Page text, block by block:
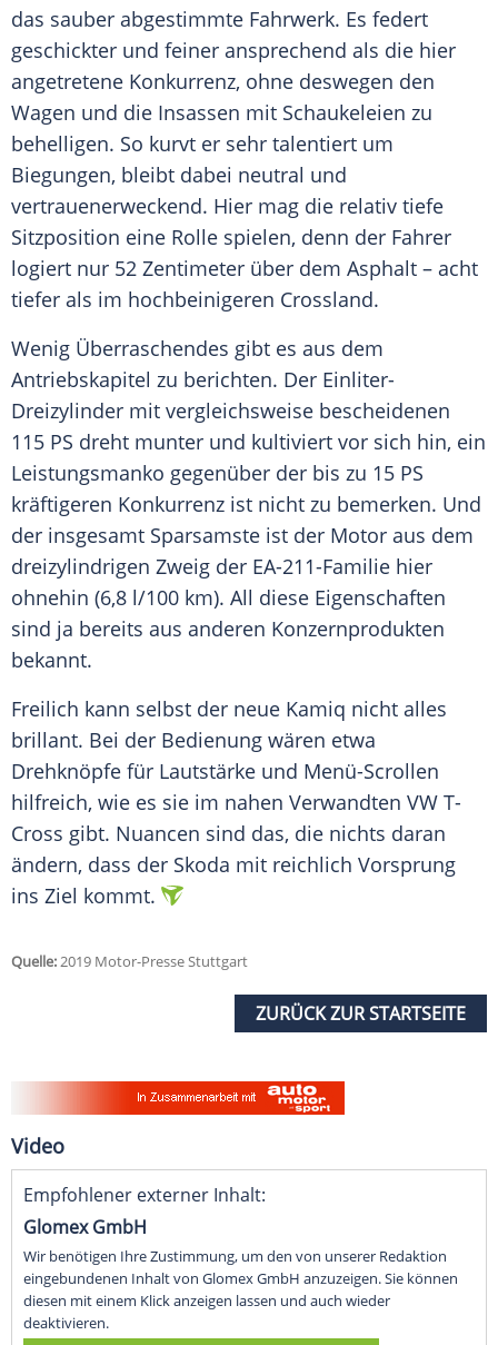
das sauber abgestimmte Fahrwerk. Es federt
geschickter und feiner ansprechend als die hier
angetretene Konkurrenz, ohne deswegen den
Wagen und die Insassen mit Schaukeleien zu
behelligen. So kurvt er sehr talentiert um
Biegungen, bleibt dabei neutral und
vertrauenerweckend. Hier mag die relativ tiefe
Sitzposition eine Rolle spielen, denn der Fahrer
logiert nur 52 Zentimeter über dem Asphalt – acht
tiefer als im hochbeinigeren Crossland.
Wenig Überraschendes gibt es aus dem
Antriebskapitel zu berichten. Der Einliter-
Dreizylinder mit vergleichsweise bescheidenen
115 PS dreht munter und kultiviert vor sich hin, ein
Leistungsmanko gegenüber der bis zu 15 PS
kräftigeren Konkurrenz ist nicht zu bemerken. Und
der insgesamt Sparsamste ist der Motor aus dem
dreizylindrigen Zweig der EA-211-Familie hier
ohnehin (6,8 l/100 km). All diese Eigenschaften
sind ja bereits aus anderen Konzernprodukten
bekannt.
Freilich kann selbst der neue Kamiq nicht alles
brillant. Bei der Bedienung wären etwa
Drehknöpfe für Lautstärke und Menü-Scrollen
hilfreich, wie es sie im nahen Verwandten VW T-
Cross gibt. Nuancen sind das, die nichts daran
ändern, dass der Skoda mit reichlich Vorsprung
ins Ziel kommt.
Quelle:2019 Motor-Presse Stuttgart
ZURÜCK ZUR STARTSEITE
Video
Empfohlener externer Inhalt:
Glomex GmbH
Wir benötigen Ihre Zustimmung, um den von unserer Redaktion
eingebundenen Inhalt von Glomex GmbH anzuzeigen. Sie können
diesen mit einem Klick anzeigen lassen und auch wieder
deaktivieren.